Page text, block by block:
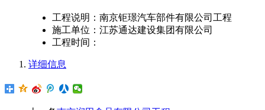
工程说明： 南京钜璟汽车部件有限公司工程
施工单位： 江苏通达建设集团有限公司
工程时间：
详细信息